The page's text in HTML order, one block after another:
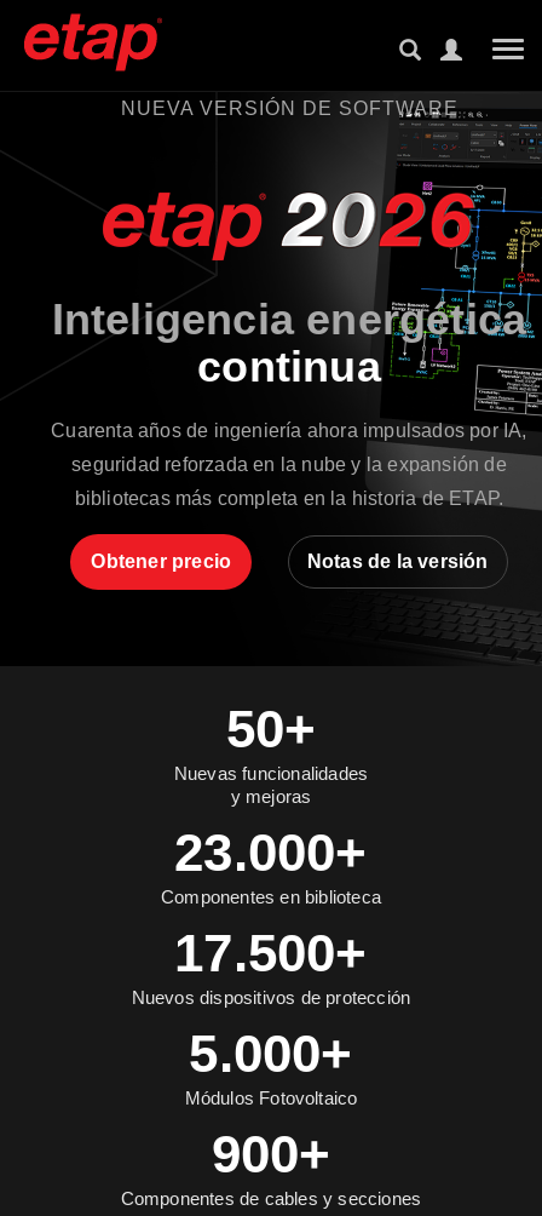
NUEVA VERSIÓN DE SOFTWARE
Inteligencia energética
continua
Cuarenta años de ingeniería ahora impulsados por IA,
seguridad reforzada en la nube y la expansión de
bibliotecas más completa en la historia de ETAP.
Obtener precio Notas de la versión
50+
Nuevas funcionalidades
y mejoras
23.000+
Componentes en biblioteca
17.500+
Nuevos dispositivos de protección
5.000+
Módulos Fotovoltaico
900+
Componentes de cables y secciones